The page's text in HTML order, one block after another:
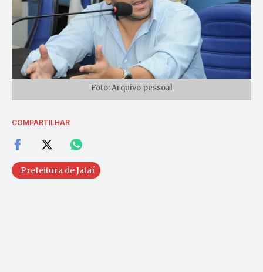
Foto: Arquivo pessoal
COMPARTILHAR
Prefeitura de Jataí